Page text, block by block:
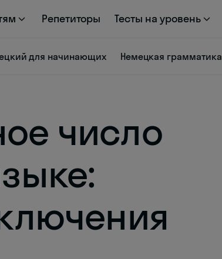
Репетиторы Тесты на уровень
для начинающих Немецкая грамматика
число